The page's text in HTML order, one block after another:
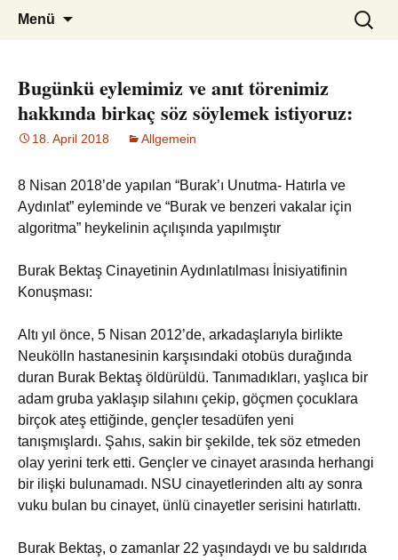
burak
Menü
Suchen
nach:
Bugünkü eylemimiz ve anıt törenimiz
hakkında birkaç söz söylemek istiyoruz:
18. April 2018 Allgemein
8 Nisan 2018’de yapılan “Burak’ı Unutma- Hatırla ve
Aydınlat” eyleminde ve “Burak ve benzeri vakalar için
algoritma” heykelinin açılışında yapılmıştır
Burak Bektaş Cinayetinin Aydınlatılması İnisiyatifinin
Konuşması:
Altı yıl önce, 5 Nisan 2012’de, arkadaşlarıyla birlikte
Neukölln hastanesinin karşısındaki otobüs durağında
duran Burak Bektaş öldürüldü. Tanımadıkları, yaşlıca bir
adam gruba yaklaşıp silahını çekip, göçmen çocuklara
birçok ateş ettiğinde, gençler tesadüfen yeni
tanışmışlardı. Şahıs, sakin bir şekilde, tek söz etmeden
olay yerini terk etti. Gençler ve cinayet arasında herhangi
bir ilişki bulunamadı. NSU cinayetlerinden altı ay sonra
vuku bulan bu cinayet, ünlü cinayetler serisini hatırlattı.
Burak Bektaş, o zamanlar 22 yaşındaydı ve bu saldırıda